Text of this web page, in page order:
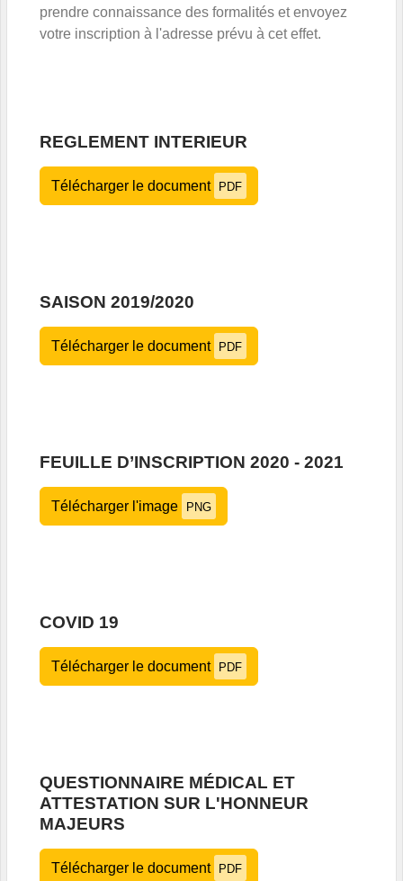
prendre connaissance des formalités et envoyez
votre inscription à l'adresse prévu à cet effet.
REGLEMENT INTERIEUR
Télécharger le document PDF
SAISON 2019/2020
Télécharger le document PDF
FEUILLE D’INSCRIPTION 2020 - 2021
Télécharger l'image PNG
COVID 19
Télécharger le document PDF
QUESTIONNAIRE MÉDICAL ET
ATTESTATION SUR L'HONNEUR
MAJEURS
Télécharger le document PDF